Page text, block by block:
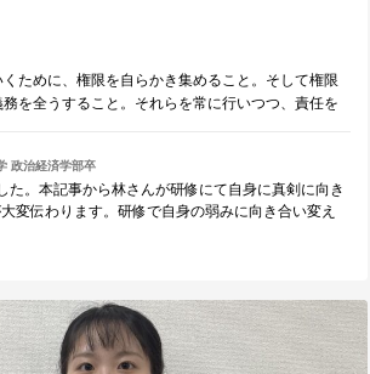
ために、権限を自らかき集めること。そして権限
を全うすること。それらを常に行いつつ、責任を
政治経済学部卒
た。本記事から林さんが研修にて自身に真剣に向き
変伝わります。研修で自身の弱みに向き合い変え
一朝一夕で習得できるものではないので、常に再現
での学びは一朝一夕で習得できるものではないで
いた努力を継続し、研修の学びを自分のものにし
できるリーダーになれるように応援しています。
ていきましょう！